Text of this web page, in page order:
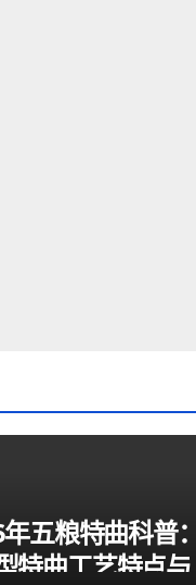
五粮特曲科普：
特曲工艺特点与